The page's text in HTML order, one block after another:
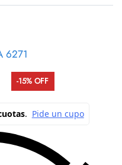
6271
-15% OFF